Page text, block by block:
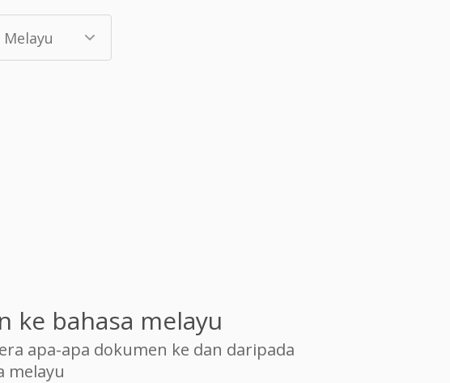
ke bahasa melayu
apa-apa dokumen ke dan daripada
melayu